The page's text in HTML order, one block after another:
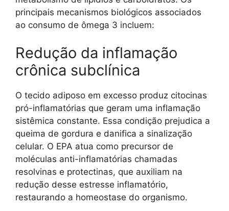
principais mecanismos biológicos associados
ao consumo de ômega 3 incluem:
Redução da inflamação
crônica subclínica
O tecido adiposo em excesso produz citocinas
pró-inflamatórias que geram uma inflamação
sistêmica constante. Essa condição prejudica a
queima de gordura e danifica a sinalização
celular. O EPA atua como precursor de
moléculas anti-inflamatórias chamadas
resolvinas e protectinas, que auxiliam na
redução desse estresse inflamatório,
restaurando a homeostase do organismo.